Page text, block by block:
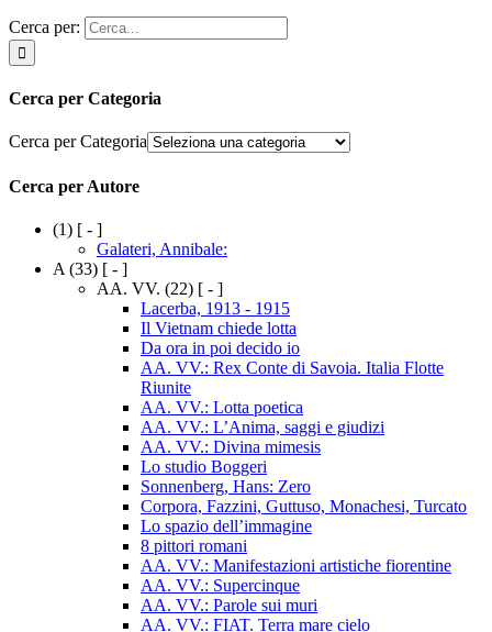
Cerca per:
Cerca per Categoria
Cerca per Categoria
Cerca per Autore
(1) [ - ]
Galateri, Annibale:
A (33) [ - ]
AA. VV. (22) [ - ]
Lacerba, 1913 - 1915
Il Vietnam chiede lotta
Da ora in poi decido io
AA. VV.: Rex Conte di Savoia. Italia Flotte
Riunite
AA. VV.: Lotta poetica
AA. VV.: L’Anima, saggi e giudizi
AA. VV.: Divina mimesis
Lo studio Boggeri
Sonnenberg, Hans: Zero
Corpora, Fazzini, Guttuso, Monachesi, Turcato
Lo spazio dell’immagine
8 pittori romani
AA. VV.: Manifestazioni artistiche fiorentine
AA. VV.: Supercinque
AA. VV.: Parole sui muri
AA. VV.: FIAT. Terra mare cielo